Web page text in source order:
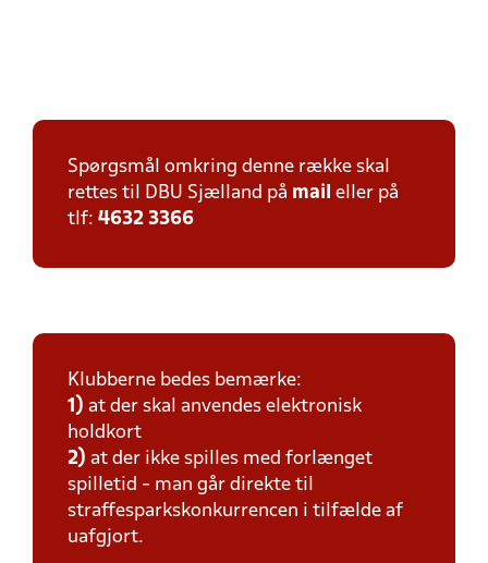
Spørgsmål omkring denne række skal
rettes til DBU Sjælland på mail eller på
tlf: 4632 3366
Klubberne bedes bemærke:
1) at der skal anvendes elektronisk
holdkort
2) at der ikke spilles med forlænget
spilletid - man går direkte til
straffesparkskonkurrencen i tilfælde af
uafgjort.